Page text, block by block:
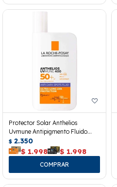
Protector Solar Anthelios
Uvmune Antipigmento Fluido
Fps50. 50 Ml.
$ 2.350
$ 1.998 $ 1.998